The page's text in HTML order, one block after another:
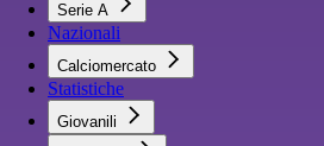
Serie A
Nazionali
Calciomercato
Statistiche
Giovanili